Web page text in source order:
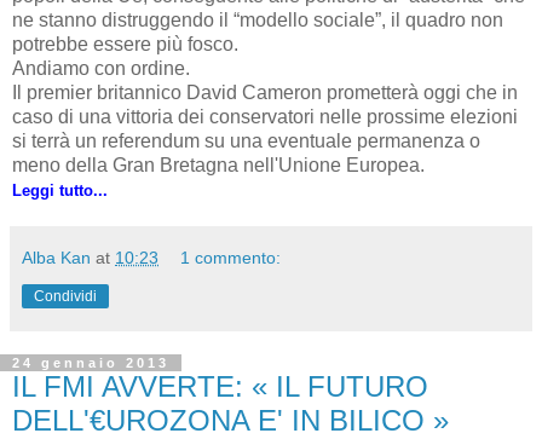
ne stanno distruggendo il “modello sociale”, il quadro non
potrebbe essere più fosco.
Andiamo con ordine.
Il premier britannico David Cameron prometterà oggi che in
caso di una vittoria dei conservatori nelle prossime elezioni
si terrà un referendum su una eventuale permanenza o
meno della Gran Bretagna nell'Unione Europea.
Leggi tutto...
Alba Kan at 10:23 1 commento:
Condividi
24 gennaio 2013
IL FMI AVVERTE: « IL FUTURO
DELL'€UROZONA E' IN BILICO »